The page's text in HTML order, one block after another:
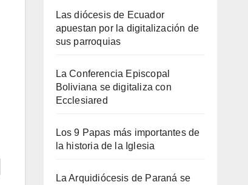
Las diócesis de Ecuador
apuestan por la digitalización de
sus parroquias
La Conferencia Episcopal
Boliviana se digitaliza con
Ecclesiared
Los 9 Papas más importantes de
la historia de la Iglesia
La Arquidiócesis de Paraná se